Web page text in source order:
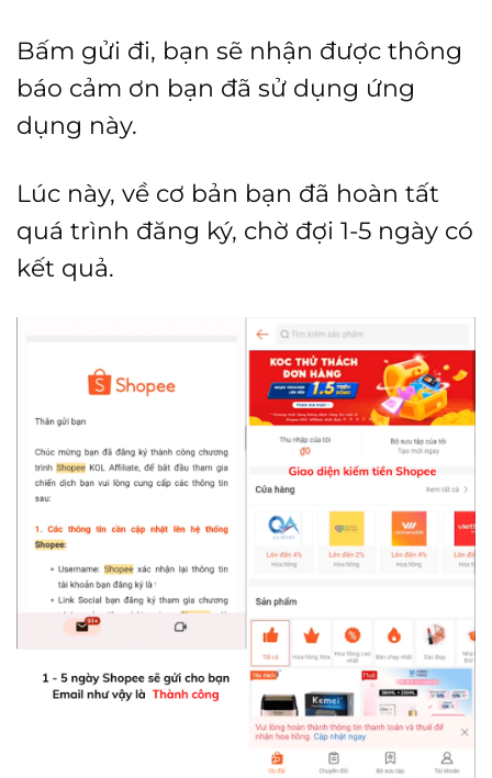
Bấm gửi đi, bạn sẽ nhận được thông
báo cảm ơn bạn đã sử dụng ứng
dụng này.
Lúc này, về cơ bản bạn đã hoàn tất
quá trình đăng ký, chờ đợi 1-5 ngày có
kết quả.